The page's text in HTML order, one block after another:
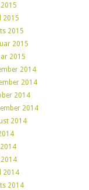
2015
2015
2015
2015
2014
2014
2014
2014
2014
2014
2014